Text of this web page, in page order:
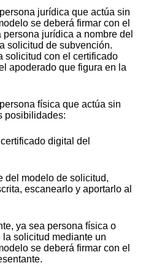
jurídica que actúa sin
se deberá firmar con el
jurídica a nombre del
solicitud de subvención.
solicitud con el certificado
apoderado que figura en la
física que actúa sin
posibilidades:
digital del
del modelo de solicitud,
escanearlo y aportarlo al
ya sea persona física o
solicitud mediante un
se deberá firmar con el